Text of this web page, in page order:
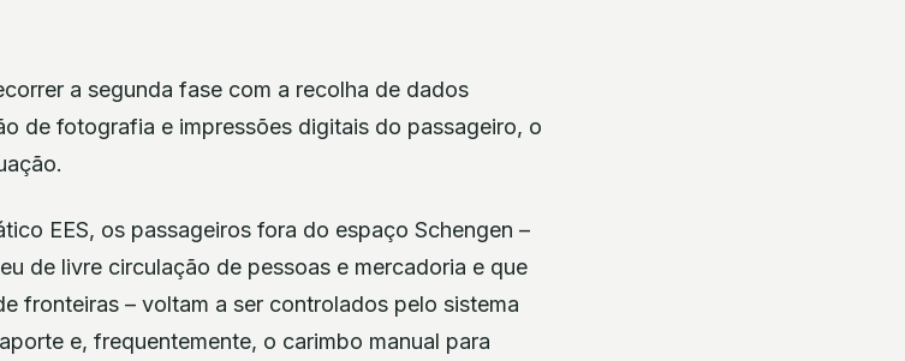
a segunda fase com a recolha de dados
de fotografia e impressões digitais do passageiro, o
EES, os passageiros fora do espaço Schengen –
de livre circulação de pessoas e mercadoria e que
fronteiras – voltam a ser controlados pelo sistema
e, frequentemente, o carimbo manual para